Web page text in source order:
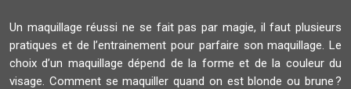
Un maquillage réussi ne se fait pas par magie, il faut plusieurs
pratiques et de l’entrainement pour parfaire son maquillage. Le
choix d’un maquillage dépend de la forme et de la couleur du
visage. Comment se maquiller quand on est blonde ou brune ?